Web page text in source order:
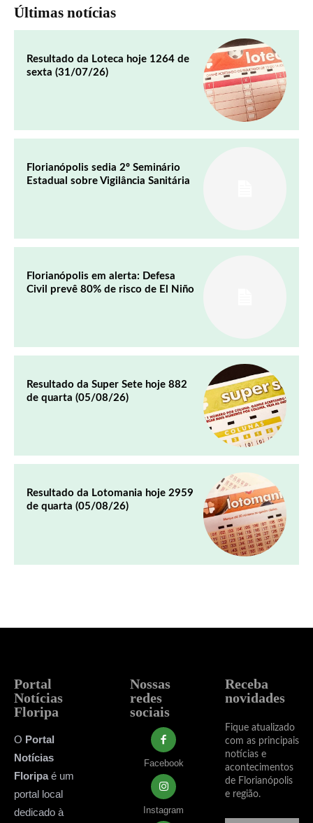
Últimas notícias
Resultado da Loteca hoje 1264 de
sexta (31/07/26)
Florianópolis sedia 2º Seminário
Estadual sobre Vigilância Sanitária
Florianópolis em alerta: Defesa
Civil prevê 80% de risco de El Niño
Resultado da Super Sete hoje 882
de quarta (05/08/26)
Resultado da Lotomania hoje 2959
de quarta (05/08/26)
Portal
Notícias
Floripa
O Portal
Notícias
Floripaé um
portal local
dedicado à
Nossas
redes
sociais
Facebook
Instagram
Receba
novidades
Fique atualizado
com as principais
notícias e
acontecimentos
de Florianópolis
e região.